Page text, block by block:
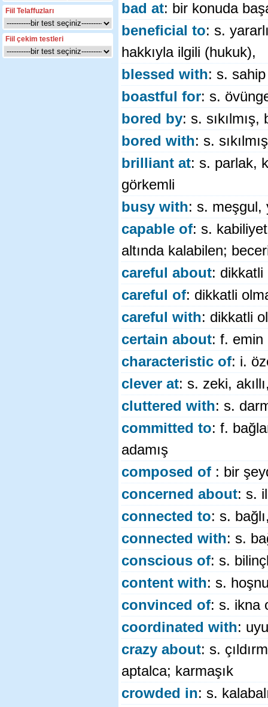
Fiil Telaffuzları
Fiil çekim testleri
bad at: bir konuda
beneficial to: s.
hakkıyla ilgili (hukuk),
blessed with: s.
boastful for: s.
bored by: s. sıkılmış,
bored with: s.
brilliant at: s. parlak,
görkemli
busy with: s. meşgul,
capable of: s.
altında kalabilen;
careful about:
careful of: dikkatli
careful with: dikkatli
certain about: f. emin
characteristic of: i.
clever at: s. zeki,
cluttered with: s.
committed to: f.
adamış
composed of : bir
concerned about: s.
connected to: s.
connected with: s.
conscious of: s.
content with: s.
convinced of: s. ikna
coordinated with:
crazy about: s.
aptalca; karmaşık
crowded in: s.